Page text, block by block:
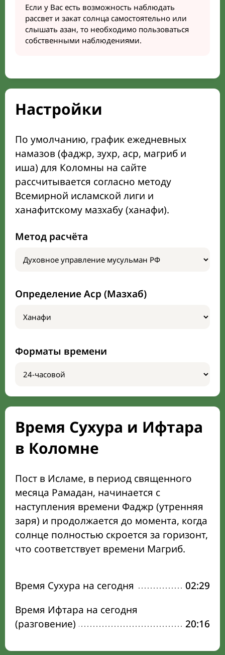
Если у Вас есть возможность наблюдать
рассвет и закат солнца самостоятельно или
слышать азан, то необходимо пользоваться
собственными наблюдениями.
Настройки
По умолчанию, график ежедневных
намазов (фаджр, зухр, аср, магриб и
иша) для Коломны на сайте
рассчитывается согласно методу
Всемирной исламской лиги и
ханафитскому мазхабу (ханафи).
Метод расчёта
Определение Аср (Мазхаб)
Форматы времени
Время Сухура и Ифтара
в Коломне
Пост в Исламе, в период священного
месяца Рамадан, начинается с
наступления времени Фаджр (утренняя
заря) и продолжается до момента, когда
солнце полностью скроется за горизонт,
что соответствует времени Магриб.
Время Сухура на сегодня
02:29
Время Ифтара на сегодня
(разговение)
20:16